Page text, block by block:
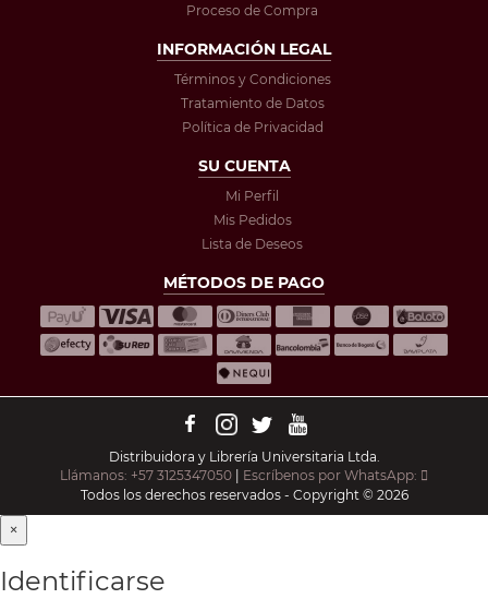
Proceso de Compra
INFORMACIÓN LEGAL
Términos y Condiciones
Tratamiento de Datos
Política de Privacidad
SU CUENTA
Mi Perfil
Mis Pedidos
Lista de Deseos
MÉTODOS DE PAGO
Distribuidora y Librería Universitaria Ltda.
Llámanos: +57 3125347050 | Escríbenos por WhatsApp:
Todos los derechos reservados - Copyright © 2026
×
Identificarse